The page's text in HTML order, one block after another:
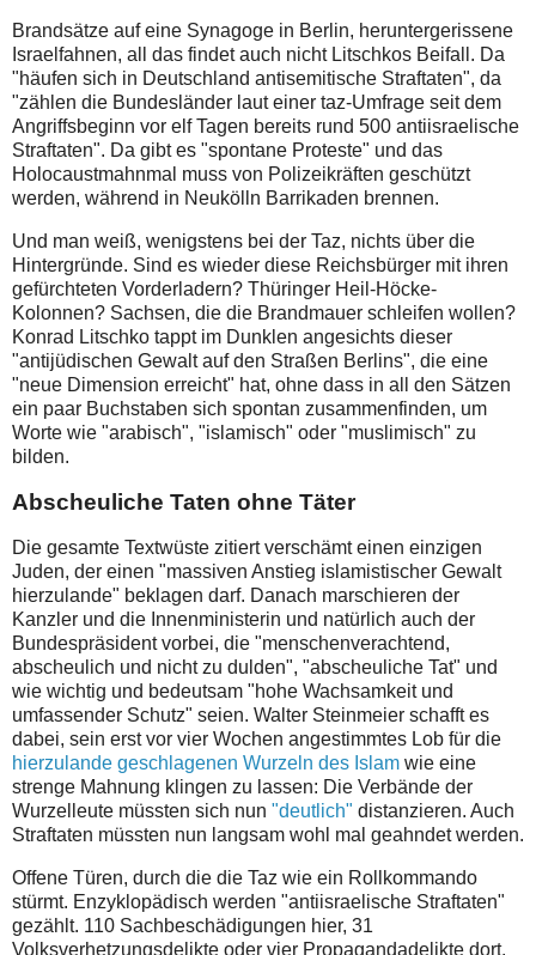
Brandsätze auf eine Synagoge in Berlin, heruntergerissene
Israelfahnen, all das findet auch nicht Litschkos Beifall. Da
"häufen sich in Deutschland antisemitische Straftaten", da
"zählen die Bundesländer laut einer taz-Umfrage seit dem
Angriffsbeginn vor elf Tagen bereits rund 500 antiisraelische
Straftaten". Da gibt es "spontane Proteste" und das
Holocaustmahnmal muss von Polizeikräften geschützt
werden, während in Neukölln Barrikaden brennen.
Und man weiß, wenigstens bei der Taz, nichts über die
Hintergründe. Sind es wieder diese Reichsbürger mit ihren
gefürchteten Vorderladern? Thüringer Heil-Höcke-
Kolonnen? Sachsen, die die Brandmauer schleifen wollen?
Konrad Litschko tappt im Dunklen angesichts dieser
"antijüdischen Gewalt auf den Straßen Berlins", die eine
"neue Dimension erreicht" hat, ohne dass in all den Sätzen
ein paar Buchstaben sich spontan zusammenfinden, um
Worte wie "arabisch", "islamisch" oder "muslimisch" zu
bilden.
Abscheuliche Taten ohne Täter
Die gesamte Textwüste zitiert verschämt einen einzigen
Juden, der einen "massiven Anstieg islamistischer Gewalt
hierzulande" beklagen darf. Danach marschieren der
Kanzler und die Innenministerin und natürlich auch der
Bundespräsident vorbei, die "menschenverachtend,
abscheulich und nicht zu dulden", "abscheuliche Tat" und
wie wichtig und bedeutsam "hohe Wachsamkeit und
umfassender Schutz" seien. Walter Steinmeier schafft es
dabei, sein erst vor vier Wochen angestimmtes Lob für die
hierzulande geschlagenen Wurzeln des Islam wie eine
strenge Mahnung klingen zu lassen: Die Verbände der
Wurzelleute müssten sich nun "deutlich" distanzieren. Auch
Straftaten müssten nun langsam wohl mal geahndet werden.
Offene Türen, durch die die Taz wie ein Rollkommando
stürmt. Enzyklopädisch werden "antiisraelische Straftaten"
gezählt. 110 Sachbeschädigungen hier, 31
Volksverhetzungsdelikte oder vier Propagandadelikte dort.